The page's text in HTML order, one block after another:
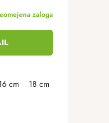
zaloga
cm 18 cm